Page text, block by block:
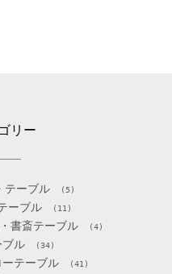
リー
テーブル (5)
ーブル (11)
書斎テーブル (4)
ブル (34)
テーブル (41)